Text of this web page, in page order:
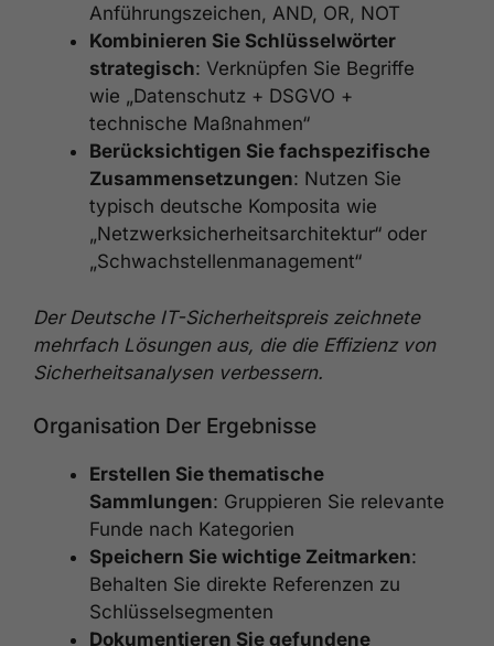
Anführungszeichen, AND, OR, NOT
Kombinieren Sie Schlüsselwörter
strategisch: Verknüpfen Sie Begriffe
wie „Datenschutz + DSGVO +
technische Maßnahmen“
Berücksichtigen Sie fachspezifische
Zusammensetzungen: Nutzen Sie
typisch deutsche Komposita wie
„Netzwerksicherheitsarchitektur“ oder
„Schwachstellenmanagement“
Der Deutsche IT-Sicherheitspreis zeichnete
mehrfach Lösungen aus, die die Effizienz von
Sicherheitsanalysen verbessern.
Organisation Der Ergebnisse
Erstellen Sie thematische
Sammlungen: Gruppieren Sie relevante
Funde nach Kategorien
Speichern Sie wichtige Zeitmarken:
Behalten Sie direkte Referenzen zu
Schlüsselsegmenten
Dokumentieren Sie gefundene